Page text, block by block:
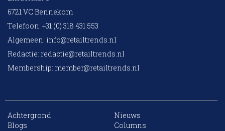
6721 VC Bennekom
Telefoon: +31 (0) 318 431 553
Algemeen: info@retailtrends.nl
Redactie: redactie@retailtrends.nl
Membership: member@retailtrends.nl
Achtergrond
Nieuws
Blogs
Columns
10 collega’s